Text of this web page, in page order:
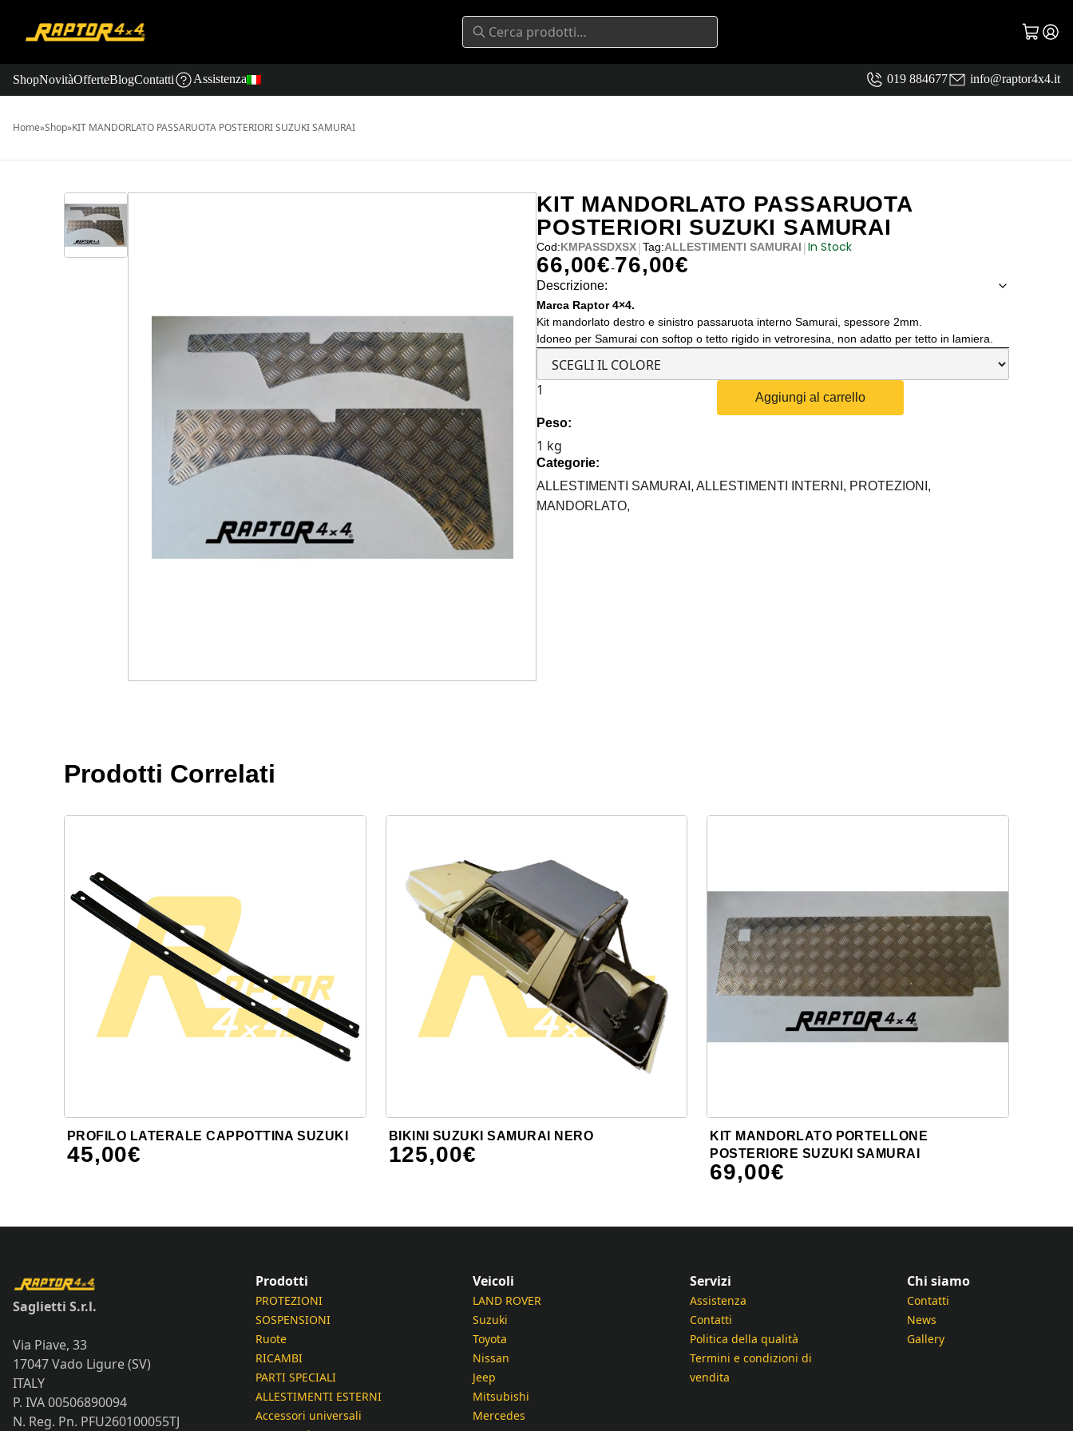
ShopNovitàOfferteBlogContatti Assistenza 019 884677 info@raptor4x4.it
Home»Shop»KIT MANDORLATO PASSARUOTA POSTERIORI SUZUKI SAMURAI
KIT MANDORLATO PASSARUOTA
POSTERIORI SUZUKI SAMURAI
Cod:KMPASSDXSX|Tag:ALLESTIMENTI SAMURAI |In Stock
66,00€-76,00€
Fascia di prezzo: da 66,00€ a 76,00€
Descrizione:
Marca Raptor 4×4.
Kit mandorlato destro e sinistro passaruota interno Samurai, spessore 2mm.
Idoneo per Samurai con softop o tetto rigido in vetroresina, non adatto per tetto in lamiera.
KIT
PASSARUOTA
POSTERIORI
SUZUKI
SAMURAI
quantità
Aggiungi al carrello
Peso:
1 kg
Categorie:
ALLESTIMENTI SAMURAI, ALLESTIMENTI INTERNI, PROTEZIONI,
MANDORLATO,
Prodotti Correlati
PROFILO LATERALE CAPPOTTINA SUZUKI
45,00€
BIKINI SUZUKI SAMURAI NERO
125,00€
KIT MANDORLATO PORTELLONE
POSTERIORE SUZUKI SAMURAI
69,00€
Saglietti S.r.l.
Via Piave, 33
17047 Vado Ligure (SV)
ITALY
P. IVA 00506890094
N. Reg. Pn. PFU260100055TJ
Prodotti
PROTEZIONI
SOSPENSIONI
Ruote
RICAMBI
PARTI SPECIALI
ALLESTIMENTI ESTERNI
Accessori universali
Veicoli
LAND ROVER
Suzuki
Toyota
Nissan
Jeep
Mitsubishi
Mercedes
Servizi
Assistenza
Contatti
Politica della qualità
Termini e condizioni di
vendita
Chi siamo
Contatti
News
Gallery